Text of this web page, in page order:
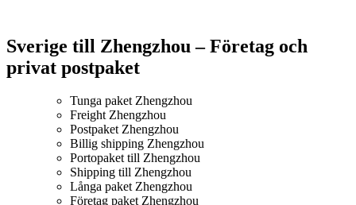
Sverige till Zhengzhou – Företag och
privat postpaket
Tunga paket Zhengzhou
Freight Zhengzhou
Postpaket Zhengzhou
Billig shipping Zhengzhou
Portopaket till Zhengzhou
Shipping till Zhengzhou
Långa paket Zhengzhou
Företag paket Zhengzhou